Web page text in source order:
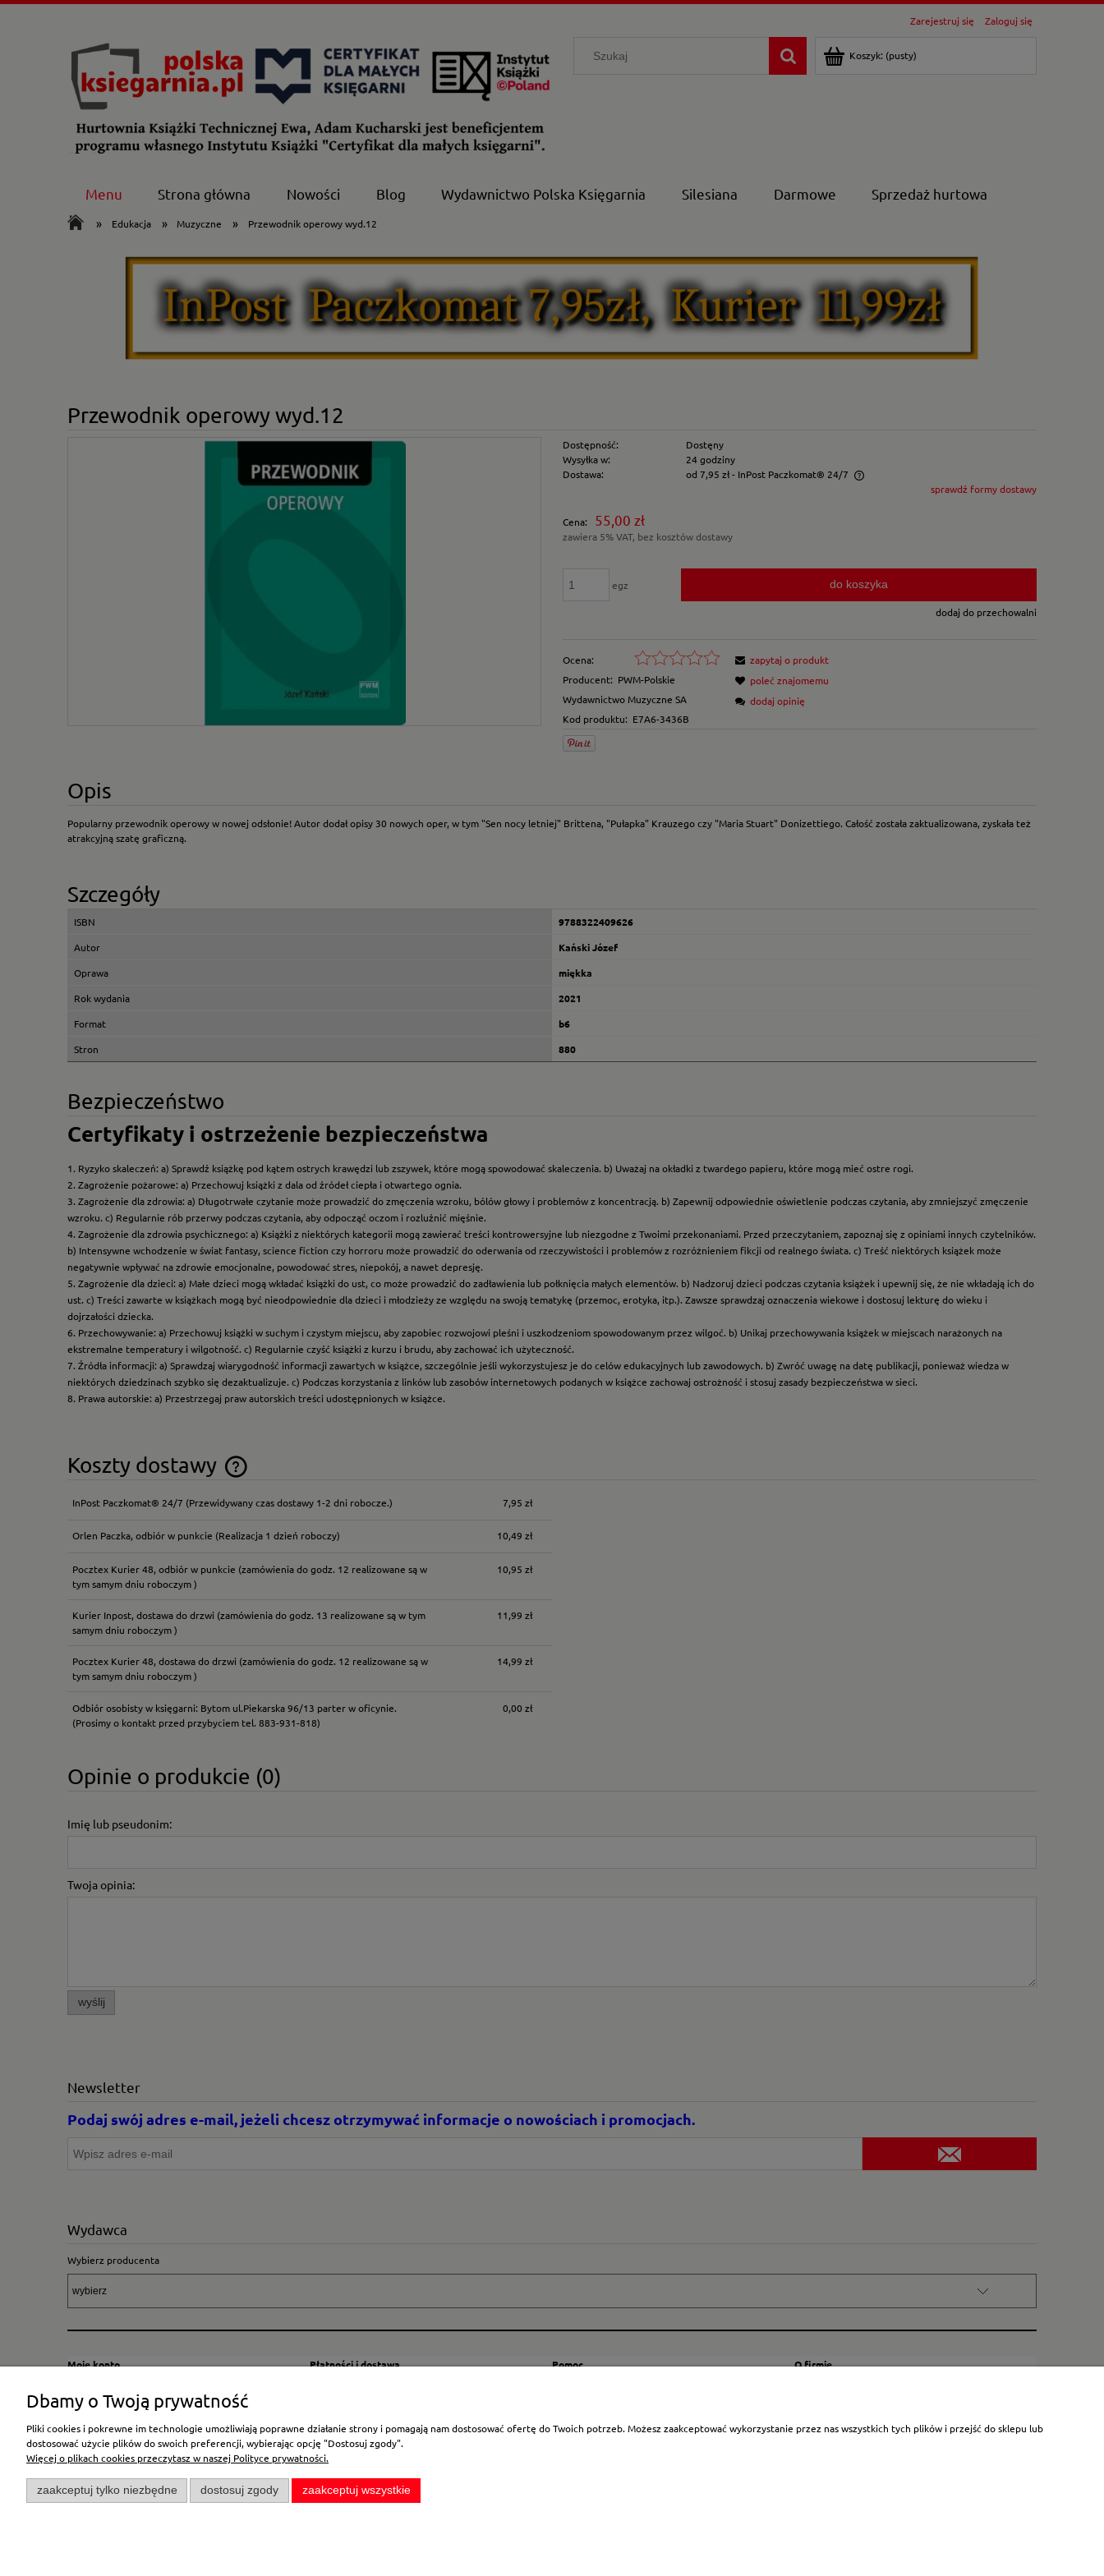
Zarejestruj się Zaloguj się
Koszyk: (pusty)
Menu Strona główna Nowości Blog Wydawnictwo Polska Księgarnia Silesiana Darmowe Sprzedaż hurtowa
» Edukacja » Muzyczne » Przewodnik operowy wyd.12
Przewodnik operowy wyd.12
Dostępność:
Dostęny
Wysyłka w:
24 godziny
Dostawa:
od 7,95 zł- InPost Paczkomat® 24/7
płatności
sprawdź formy dostawy
Cena: 55,00 zł
zawiera 5% VAT, bez kosztów dostawy
egz do koszyka
dodaj do przechowalni
Ocena:
Producent: PWM-Polskie
Wydawnictwo Muzyczne SA
Kod produktu: E7A6-3436B
zapytaj o produkt
poleć znajomemu
dodaj opinię
Opis
Popularny przewodnik operowy w nowej odsłonie! Autor dodał opisy 30 nowych oper, w tym "Sen nocy letniej" Brittena, "Pułapka" Krauzego czy "Maria Stuart" Donizettiego. Całość została zaktualizowana, zyskała też
atrakcyjną szatę graficzną.
Szczegóły
ISBN
9788322409626
Autor
Kański Józef
Oprawa
miękka
Rok wydania
2021
Format
b6
Stron
880
Bezpieczeństwo
Certyfikaty i ostrzeżenie bezpieczeństwa
1. Ryzyko skaleczeń: a) Sprawdź książkę pod kątem ostrych krawędzi lub zszywek, które mogą spowodować skaleczenia. b) Uważaj na okładki z twardego papieru, które mogą mieć ostre rogi.
2. Zagrożenie pożarowe: a) Przechowuj książki z dala od źródeł ciepła i otwartego ognia.
3. Zagrożenie dla zdrowia: a) Długotrwałe czytanie może prowadzić do zmęczenia wzroku, bólów głowy i problemów z koncentracją. b) Zapewnij odpowiednie oświetlenie podczas czytania, aby zmniejszyć zmęczenie
wzroku. c) Regularnie rób przerwy podczas czytania, aby odpocząć oczom i rozluźnić mięśnie.
4. Zagrożenie dla zdrowia psychicznego: a) Książki z niektórych kategorii mogą zawierać treści kontrowersyjne lub niezgodne z Twoimi przekonaniami. Przed przeczytaniem, zapoznaj się z opiniami innych czytelników.
b) Intensywne wchodzenie w świat fantasy, science fiction czy horroru może prowadzić do oderwania od rzeczywistości i problemów z rozróżnieniem fikcji od realnego świata. c) Treść niektórych książek może
negatywnie wpływać na zdrowie emocjonalne, powodować stres, niepokój, a nawet depresję.
5. Zagrożenie dla dzieci: a) Małe dzieci mogą wkładać książki do ust, co może prowadzić do zadławienia lub połknięcia małych elementów. b) Nadzoruj dzieci podczas czytania książek i upewnij się, że nie wkładają ich do
ust. c) Treści zawarte w książkach mogą być nieodpowiednie dla dzieci i młodzieży ze względu na swoją tematykę (przemoc, erotyka, itp.). Zawsze sprawdzaj oznaczenia wiekowe i dostosuj lekturę do wieku i
dojrzałości dziecka.
6. Przechowywanie: a) Przechowuj książki w suchym i czystym miejscu, aby zapobiec rozwojowi pleśni i uszkodzeniom spowodowanym przez wilgoć. b) Unikaj przechowywania książek w miejscach narażonych na
ekstremalne temperatury i wilgotność. c) Regularnie czyść książki z kurzu i brudu, aby zachować ich użyteczność.
7. Źródła informacji: a) Sprawdzaj wiarygodność informacji zawartych w książce, szczególnie jeśli wykorzystujesz je do celów edukacyjnych lub zawodowych. b) Zwróć uwagę na datę publikacji, ponieważ wiedza w
niektórych dziedzinach szybko się dezaktualizuje. c) Podczas korzystania z linków lub zasobów internetowych podanych w książce zachowaj ostrożność i stosuj zasady bezpieczeństwa w sieci.
8. Prawa autorskie: a) Przestrzegaj praw autorskich treści udostępnionych w książce.
Koszty dostawy
Cena nie zawiera ewentualnych kosztów
InPost Paczkomat® 24/7 (Przewidywany czas dostawy 1-2 dni robocze.) 7,95 zł
Orlen Paczka, odbiór w punkcie (Realizacja 1 dzień roboczy) 10,49 zł
Pocztex Kurier 48, odbiór w punkcie (zamówienia do godz. 12 realizowane są w
tym samym dniu roboczym )
10,95 zł
Kurier Inpost, dostawa do drzwi (zamówienia do godz. 13 realizowane są w tym
samym dniu roboczym )
11,99 zł
Pocztex Kurier 48, dostawa do drzwi (zamówienia do godz. 12 realizowane są w
tym samym dniu roboczym )
14,99 zł
Odbiór osobisty w księgarni: Bytom ul.Piekarska 96/13 parter w oficynie.
(Prosimy o kontakt przed przybyciem tel. 883-931-818)
0,00 zł
Opinie o produkcie (0)
Imię lub pseudonim:
Twoja opinia:
wyślij
Newsletter
Podaj swój adres e-mail, jeżeli chcesz otrzymywać informacje o nowościach i promocjach.
Wydawca
Wybierz producenta
Moje konto
Twoje zamówienia
Przechowalnia
Płatności i dostawa
Płatność
Pomoc
Polityka cookies
O firmie
Blog
Dbamy o Twoją prywatność
Pliki cookies i pokrewne im technologie umożliwiają poprawne działanie strony i pomagają nam dostosować ofertę do Twoich potrzeb. Możesz zaakceptować wykorzystanie przez nas wszystkich tych plików i przejść do sklepu lub
dostosować użycie plików do swoich preferencji, wybierając opcję "Dostosuj zgody".
Więcej o plikach cookies przeczytasz w naszej Polityce prywatności.
zaakceptuj tylko niezbędne dostosuj zgody zaakceptuj wszystkie